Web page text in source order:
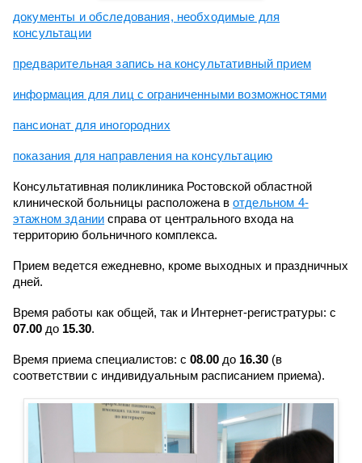
документы и обследования, необходимые для
консультации
предварительная запись на консультативный прием
информация для лиц с ограниченными возможностями
пансионат для иногородних
показания для направления на консультацию
Консультативная поликлиника Ростовской областной
клинической больницы расположена в отдельном 4-
этажном здании справа от центрального входа на
территорию больничного комплекса.
Прием ведется ежедневно, кроме выходных и праздничных
дней.
Время работы как общей, так и Интернет-регистратуры: с
07.00 до 15.30.
Время приема специалистов: с 08.00 до 16.30 (в
соответствии с индивидуальным расписанием приема).